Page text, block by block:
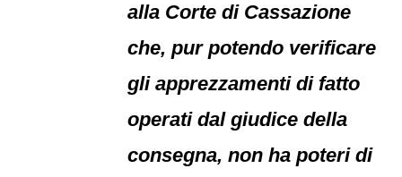
alla Corte di Cassazione
che, pur potendo verificare
gli apprezzamenti di fatto
operati dal giudice della
consegna, non ha poteri di